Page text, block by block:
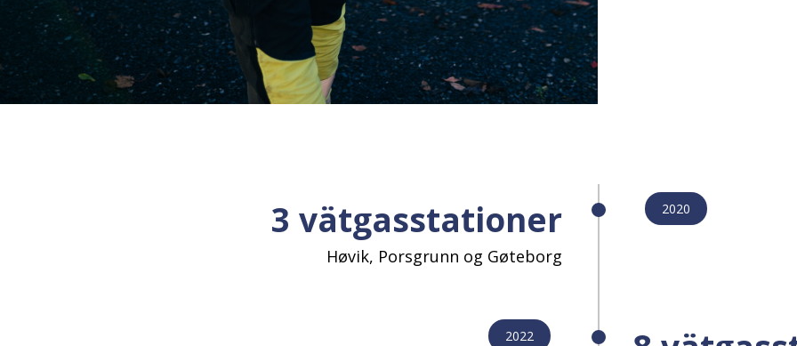
3 vätgasstationer
Høvik, Porsgrunn og Gøteborg
2020
2022